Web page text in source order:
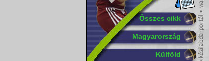
Összes cikk
Magyarország
Külföld